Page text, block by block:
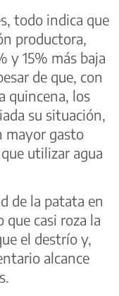
todo indica que
productora,
y 15% más baja
de que, con
quincena, los
su situación,
mayor gasto
utilizar agua
de la patata en
casi roza la
el destrío y,
alcance